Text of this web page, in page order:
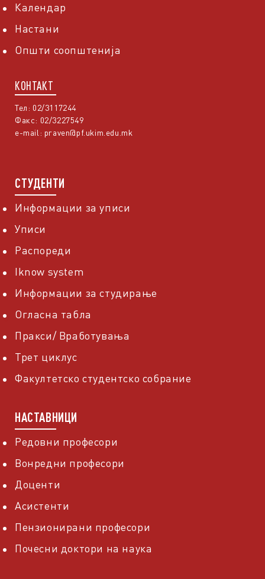
Календар
Настани
Општи соопштенија
КОНТАКТ
Тел: 02/3117244
Факс: 02/3227549
e-mail: praven@pf.ukim.edu.mk
СТУДЕНТИ
Информации за уписи
Уписи
Распореди
Iknow system
Информации за студирање
Огласна табла
Пракси/ Вработувања
Трет циклус
Факултетско студентско собрание
НАСТАВНИЦИ
Редовни професори
Вонредни професори
Доценти
Асистенти
Пензионирани професори
Почесни доктори на наука